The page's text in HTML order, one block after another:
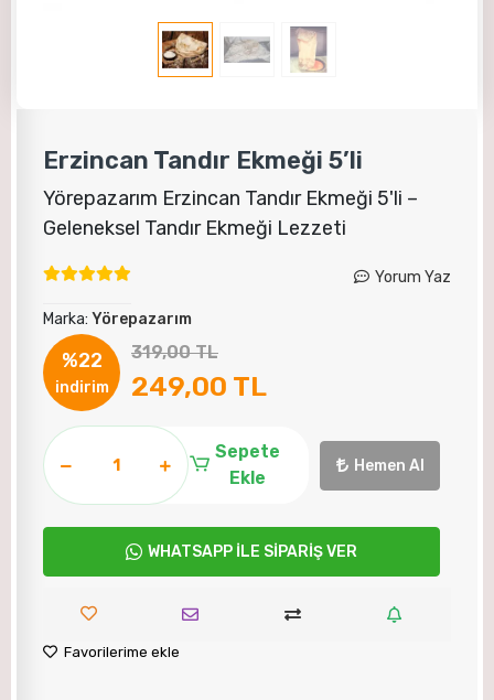
Erzincan Tandır Ekmeği 5’li
Yörepazarım Erzincan Tandır Ekmeği 5'li –
Geleneksel Tandır Ekmeği Lezzeti
Yorum Yaz
Marka: Yörepazarım
%22
indirim
319,00 TL
249,00 TL
Sepete
Ekle
Hemen Al
WHATSAPP İLE SİPARİŞ VER
Favorilerime ekle